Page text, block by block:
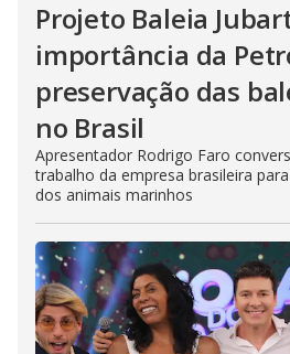
Projeto Baleia
importância da
preservação das
no Brasil
Apresentador Rodrigo Faro
trabalho da empresa brasileira
dos animais marinhos